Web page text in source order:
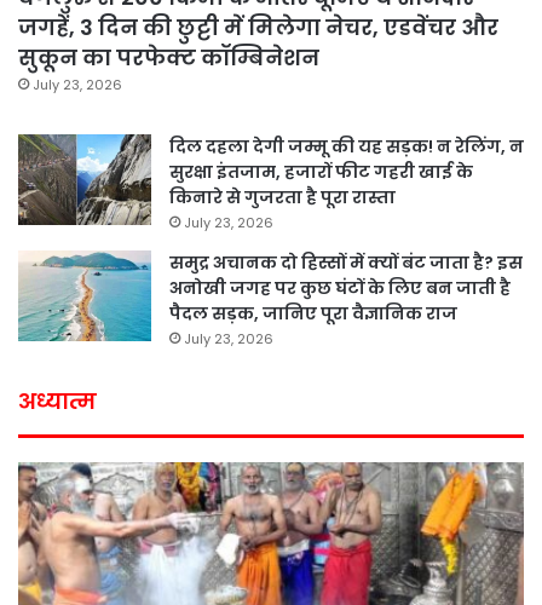
जगहें, 3 दिन की छुट्टी में मिलेगा नेचर, एडवेंचर और
सुकून का परफेक्ट कॉम्बिनेशन
July 23, 2026
दिल दहला देगी जम्मू की यह सड़क! न रेलिंग, न
सुरक्षा इंतजाम, हजारों फीट गहरी खाई के
किनारे से गुजरता है पूरा रास्ता
July 23, 2026
समुद्र अचानक दो हिस्सों में क्यों बंट जाता है? इस
अनोखी जगह पर कुछ घंटों के लिए बन जाती है
पैदल सड़क, जानिए पूरा वैज्ञानिक राज
July 23, 2026
अध्यात्म